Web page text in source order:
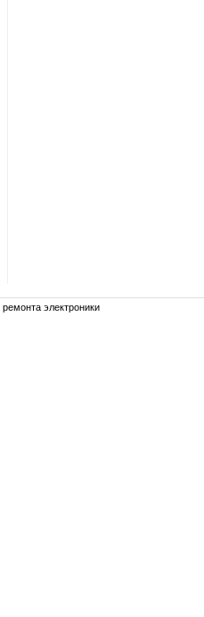
электроники